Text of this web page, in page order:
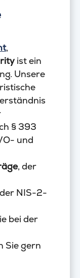
,
ist ein
Unsere
§ 393
und
, der
NIS-2-
bei der
Sie gern